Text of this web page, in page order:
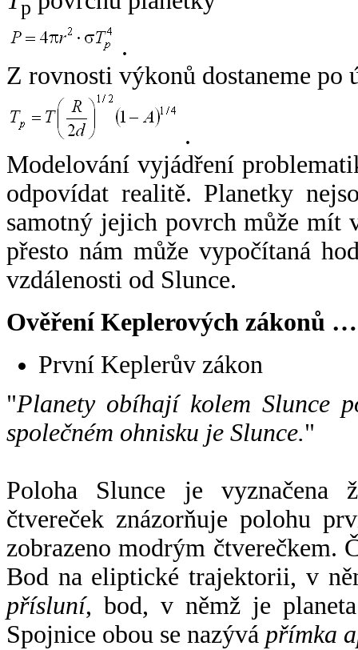
p
.
Z rovnosti výkonů dostaneme po
.
Modelování vyjádření
odpovídat realitě. Planetky
samotný jejich povrch může mít
přesto nám může vypočítaná
vzdálenosti od Slunce.
Ověření Keplerových zákonů …
První Keplerův zákon
"Planety obíhají kolem Slunce
společném ohnisku je Slunce."
Poloha Slunce je vyznačena
čtvereček znázorňuje polohu
zobrazeno modrým čtverečkem.
Bod na eliptické trajektorii, v
přísluní, bod, v němž je
Spojnice obou se nazývá přímka